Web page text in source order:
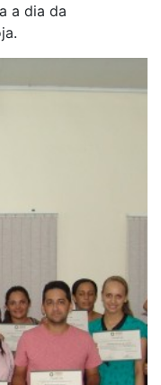
a dia da